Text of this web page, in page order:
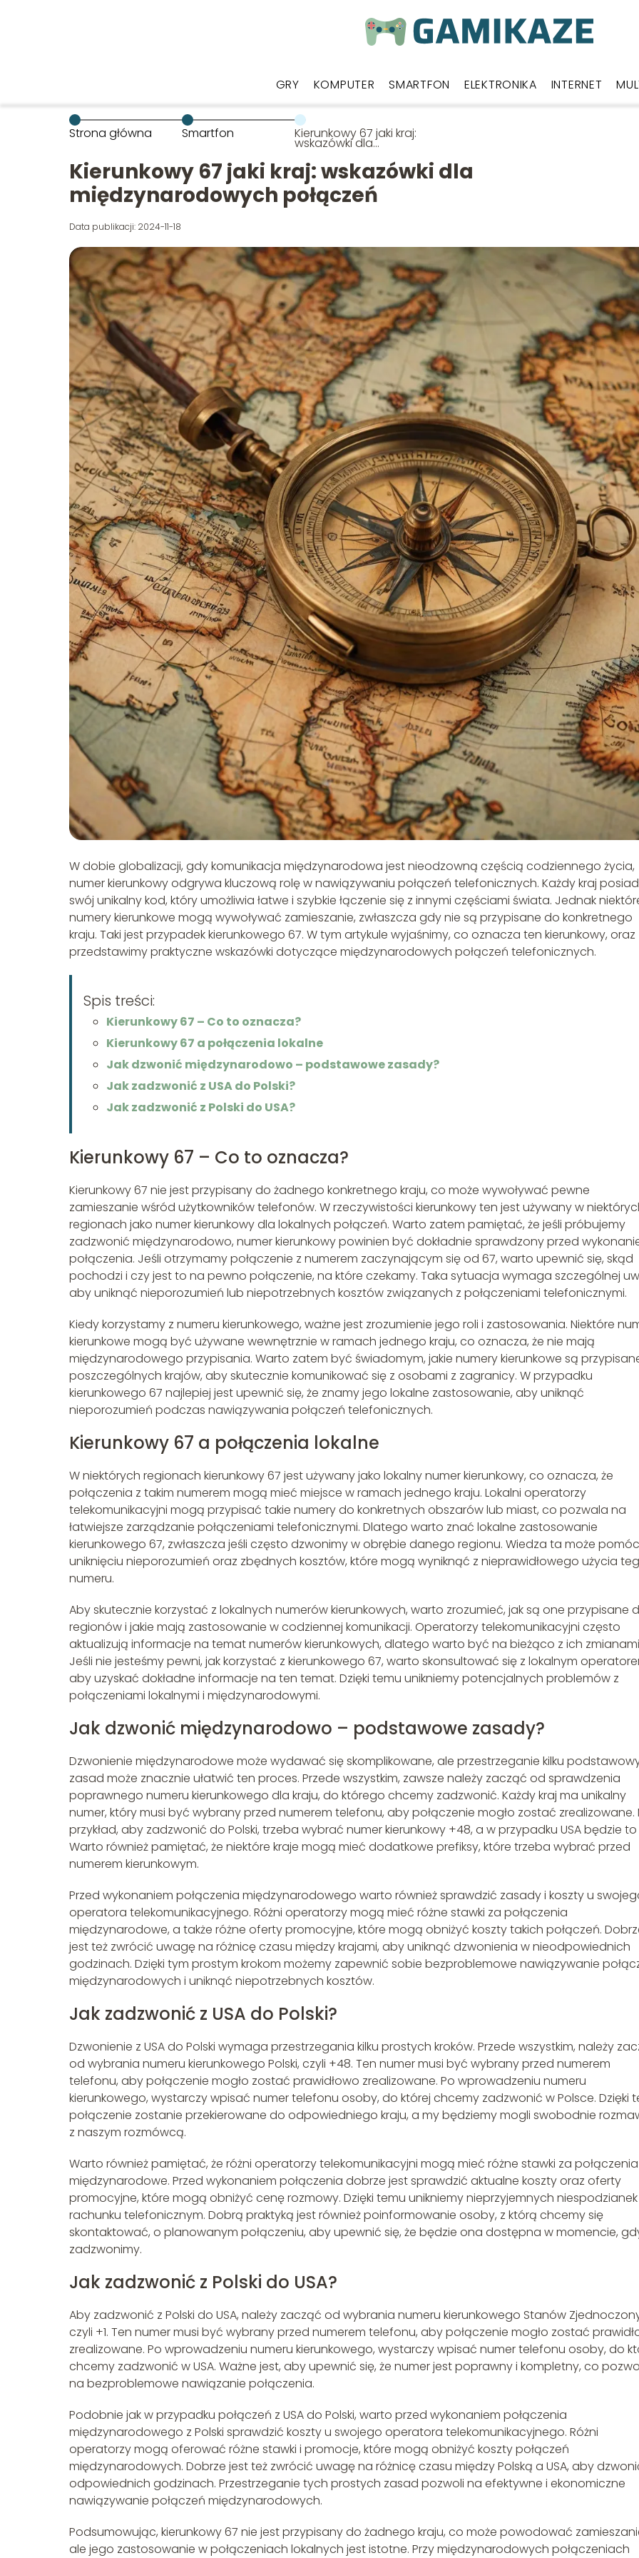
GRY KOMPUTER SMARTFON ELEKTRONIKA INTERNET
Strona główna Smartfon Kierunkowy 67 jaki kraj:
wskazówki dla
połączeń
Kierunkowy 67 jaki kraj: wskazówki dla
międzynarodowych połączeń
Data publikacji: 2024-11-18
W dobie globalizacji, gdy komunikacja międzynarodowa jest nieodzowną częścią codziennego życia,
numer kierunkowy odgrywa kluczową rolę w nawiązywaniu połączeń telefonicznych. Każdy kraj
swój unikalny kod, który umożliwia łatwe i szybkie łączenie się z innymi częściami świata. Jednak
numery kierunkowe mogą wywoływać zamieszanie, zwłaszcza gdy nie są przypisane do konkretnego
kraju. Taki jest przypadek kierunkowego 67. W tym artykule wyjaśnimy, co oznacza ten kierunkowy, oraz
przedstawimy praktyczne wskazówki dotyczące międzynarodowych połączeń telefonicznych.
Spis treści:
Kierunkowy 67 – Co to oznacza?
Kierunkowy 67 a połączenia lokalne
Jak dzwonić międzynarodowo – podstawowe zasady?
Jak zadzwonić z USA do Polski?
Jak zadzwonić z Polski do USA?
Kierunkowy 67 – Co to oznacza?
Kierunkowy 67 nie jest przypisany do żadnego konkretnego kraju, co może wywoływać pewne
zamieszanie wśród użytkowników telefonów. W rzeczywistości kierunkowy ten jest używany w
regionach jako numer kierunkowy dla lokalnych połączeń. Warto zatem pamiętać, że jeśli próbujemy
zadzwonić międzynarodowo, numer kierunkowy powinien być dokładnie sprawdzony przed
połączenia. Jeśli otrzymamy połączenie z numerem zaczynającym się od 67, warto upewnić się, skąd
pochodzi i czy jest to na pewno połączenie, na które czekamy. Taka sytuacja wymaga szczególnej
aby uniknąć nieporozumień lub niepotrzebnych kosztów związanych z połączeniami telefonicznymi.
Kiedy korzystamy z numeru kierunkowego, ważne jest zrozumienie jego roli i zastosowania. Niektóre
kierunkowe mogą być używane wewnętrznie w ramach jednego kraju, co oznacza, że nie mają
międzynarodowego przypisania. Warto zatem być świadomym, jakie numery kierunkowe są
poszczególnych krajów, aby skutecznie komunikować się z osobami z zagranicy. W przypadku
kierunkowego 67 najlepiej jest upewnić się, że znamy jego lokalne zastosowanie, aby uniknąć
nieporozumień podczas nawiązywania połączeń telefonicznych.
Kierunkowy 67 a połączenia lokalne
W niektórych regionach kierunkowy 67 jest używany jako lokalny numer kierunkowy, co oznacza, że
połączenia z takim numerem mogą mieć miejsce w ramach jednego kraju. Lokalni operatorzy
telekomunikacyjni mogą przypisać takie numery do konkretnych obszarów lub miast, co pozwala na
łatwiejsze zarządzanie połączeniami telefonicznymi. Dlatego warto znać lokalne zastosowanie
kierunkowego 67, zwłaszcza jeśli często dzwonimy w obrębie danego regionu. Wiedza ta może
uniknięciu nieporozumień oraz zbędnych kosztów, które mogą wyniknąć z nieprawidłowego użycia
numeru.
Aby skutecznie korzystać z lokalnych numerów kierunkowych, warto zrozumieć, jak są one przypisane
regionów i jakie mają zastosowanie w codziennej komunikacji. Operatorzy telekomunikacyjni często
aktualizują informacje na temat numerów kierunkowych, dlatego warto być na bieżąco z ich
Jeśli nie jesteśmy pewni, jak korzystać z kierunkowego 67, warto skonsultować się z lokalnym
aby uzyskać dokładne informacje na ten temat. Dzięki temu unikniemy potencjalnych problemów z
połączeniami lokalnymi i międzynarodowymi.
Jak dzwonić międzynarodowo – podstawowe zasady?
Dzwonienie międzynarodowe może wydawać się skomplikowane, ale przestrzeganie kilku
zasad może znacznie ułatwić ten proces. Przede wszystkim, zawsze należy zacząć od sprawdzenia
poprawnego numeru kierunkowego dla kraju, do którego chcemy zadzwonić. Każdy kraj ma unikalny
numer, który musi być wybrany przed numerem telefonu, aby połączenie mogło zostać zrealizowane.
przykład, aby zadzwonić do Polski, trzeba wybrać numer kierunkowy +48, a w przypadku USA będzie to
Warto również pamiętać, że niektóre kraje mogą mieć dodatkowe prefiksy, które trzeba wybrać przed
numerem kierunkowym.
Przed wykonaniem połączenia międzynarodowego warto również sprawdzić zasady i koszty u
operatora telekomunikacyjnego. Różni operatorzy mogą mieć różne stawki za połączenia
międzynarodowe, a także różne oferty promocyjne, które mogą obniżyć koszty takich połączeń.
jest też zwrócić uwagę na różnicę czasu między krajami, aby uniknąć dzwonienia w nieodpowiednich
godzinach. Dzięki tym prostym krokom możemy zapewnić sobie bezproblemowe nawiązywanie
międzynarodowych i uniknąć niepotrzebnych kosztów.
Jak zadzwonić z USA do Polski?
Dzwonienie z USA do Polski wymaga przestrzegania kilku prostych kroków. Przede wszystkim, należy
od wybrania numeru kierunkowego Polski, czyli +48. Ten numer musi być wybrany przed numerem
telefonu, aby połączenie mogło zostać prawidłowo zrealizowane. Po wprowadzeniu numeru
kierunkowego, wystarczy wpisać numer telefonu osoby, do której chcemy zadzwonić w Polsce. Dzięki
połączenie zostanie przekierowane do odpowiedniego kraju, a my będziemy mogli swobodnie
z naszym rozmówcą.
Warto również pamiętać, że różni operatorzy telekomunikacyjni mogą mieć różne stawki za połączenia
międzynarodowe. Przed wykonaniem połączenia dobrze jest sprawdzić aktualne koszty oraz oferty
promocyjne, które mogą obniżyć cenę rozmowy. Dzięki temu unikniemy nieprzyjemnych
rachunku telefonicznym. Dobrą praktyką jest również poinformowanie osoby, z którą chcemy się
skontaktować, o planowanym połączeniu, aby upewnić się, że będzie ona dostępna w momencie,
zadzwonimy.
Jak zadzwonić z Polski do USA?
Aby zadzwonić z Polski do USA, należy zacząć od wybrania numeru kierunkowego Stanów
czyli +1. Ten numer musi być wybrany przed numerem telefonu, aby połączenie mogło zostać
zrealizowane. Po wprowadzeniu numeru kierunkowego, wystarczy wpisać numer telefonu osoby, do
chcemy zadzwonić w USA. Ważne jest, aby upewnić się, że numer jest poprawny i kompletny, co
na bezproblemowe nawiązanie połączenia.
Podobnie jak w przypadku połączeń z USA do Polski, warto przed wykonaniem połączenia
międzynarodowego z Polski sprawdzić koszty u swojego operatora telekomunikacyjnego. Różni
operatorzy mogą oferować różne stawki i promocje, które mogą obniżyć koszty połączeń
międzynarodowych. Dobrze jest też zwrócić uwagę na różnicę czasu między Polską a USA, aby
odpowiednich godzinach. Przestrzeganie tych prostych zasad pozwoli na efektywne i ekonomiczne
nawiązywanie połączeń międzynarodowych.
Podsumowując, kierunkowy 67 nie jest przypisany do żadnego kraju, co może powodować
ale jego zastosowanie w połączeniach lokalnych jest istotne. Przy międzynarodowych połączeniach